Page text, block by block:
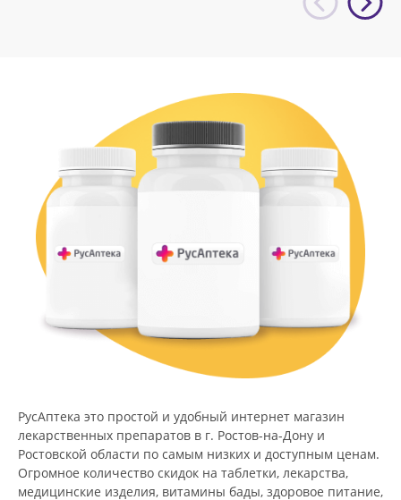
РусАптека это простой и удобный интернет магазин
лекарственных препаратов в г. Ростов-на-Дону и
Ростовской области по самым низких и доступным ценам.
Огромное количество скидок на таблетки, лекарства,
медицинские изделия, витамины бады, здоровое питание,